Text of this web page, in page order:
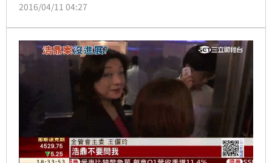
美元，年增8億美元。
2016/04/11 04:27